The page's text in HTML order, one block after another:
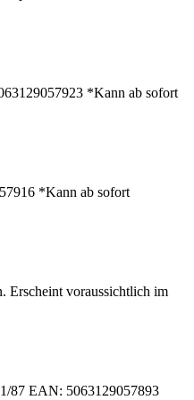
*Kann ab sofort
*Kann ab sofort
Erscheint voraussichtlich im
87 EAN: 5063129057893